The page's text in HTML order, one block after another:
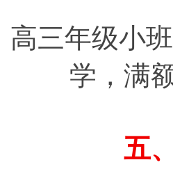
高三年级小
学，满
五